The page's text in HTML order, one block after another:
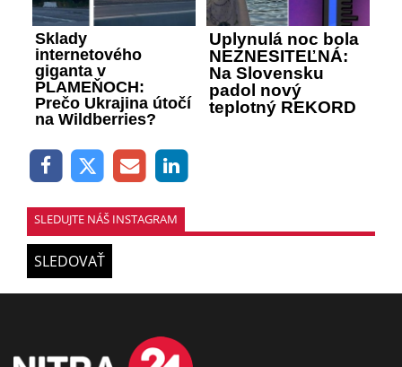
Sklady
internetového
giganta v
PLAMEŇOCH:
Prečo Ukrajina útočí
na Wildberries?
Uplynulá noc bola
NEZNESITEĽNÁ:
Na Slovensku
padol nový
teplotný REKORD
SLEDUJTE NÁŠ INSTAGRAM
SLEDOVAŤ